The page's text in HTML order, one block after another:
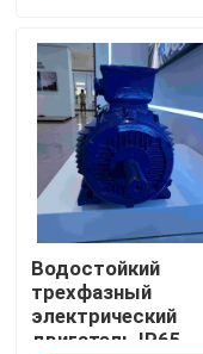
О нас
Путешествие
Проверка
Свяжитесь мы
Водостойкий
трехфазный
электрический
двигатель IP65